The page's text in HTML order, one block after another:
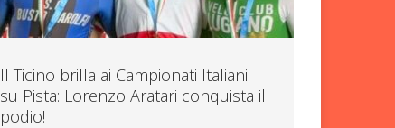
Il Ticino brilla ai Campionati Italiani
su Pista: Lorenzo Aratari conquista il
podio!